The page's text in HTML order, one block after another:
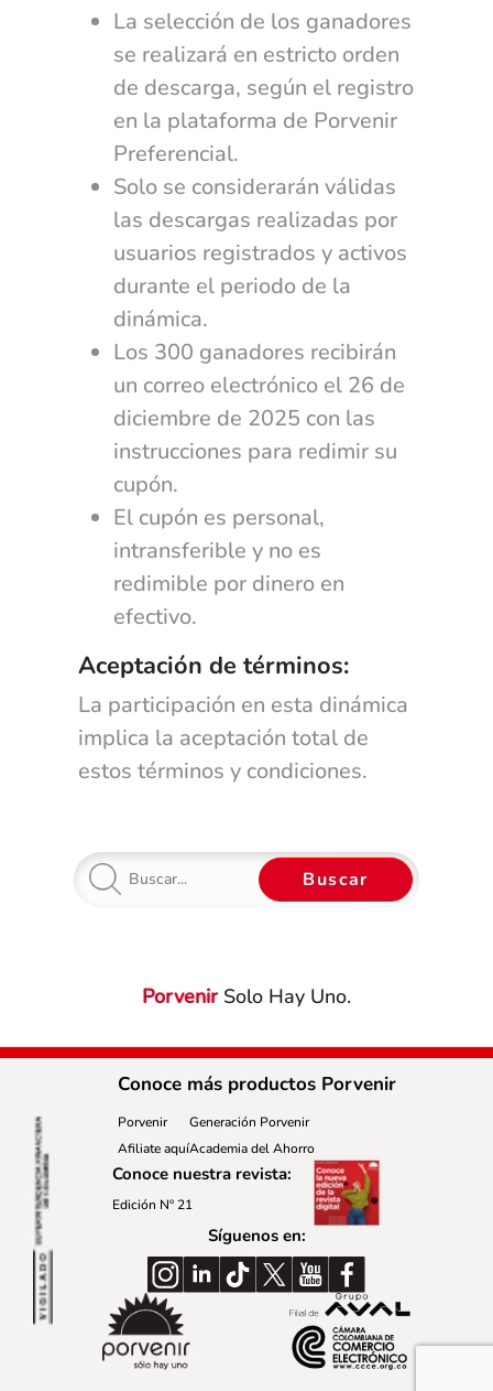
La selección de los ganadores
se realizará en estricto orden
de descarga, según el registro
en la plataforma de Porvenir
Preferencial.
Solo se considerarán válidas
las descargas realizadas por
usuarios registrados y activos
durante el periodo de la
dinámica.
Los 300 ganadores recibirán
un correo electrónico el 26 de
diciembre de 2025 con las
instrucciones para redimir su
cupón.
El cupón es personal,
intransferible y no es
redimible por dinero en
efectivo.
Aceptación de términos:
La participación en esta dinámica
implica la aceptación total de
estos términos y condiciones.
Buscar
PorvenirSolo Hay Uno.
Conoce más productos Porvenir
Porvenir
Afiliate aquí
Generación Porvenir
Academia del Ahorro
Síguenos en:
Conoce nuestra revista:
Edición Nº 21